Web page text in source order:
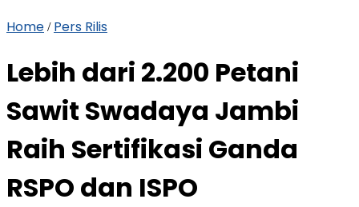
Home / Pers Rilis
Lebih dari 2.200 Petani
Sawit Swadaya Jambi
Raih Sertifikasi Ganda
RSPO dan ISPO